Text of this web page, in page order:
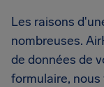
Les raisons
nombreuses.
de données de
formulaire,